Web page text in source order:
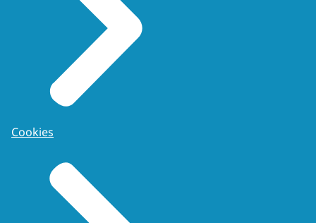
Cookies